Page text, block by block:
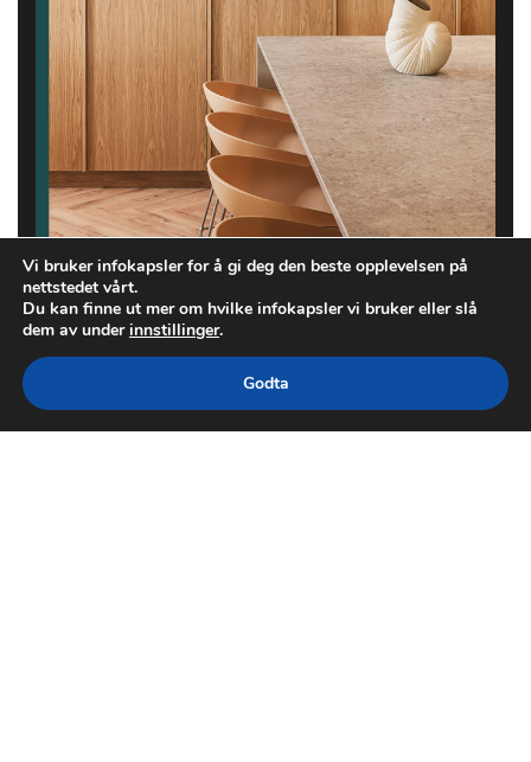
Vi bruker infokapsler for å gi deg den beste opplevelsen på
nettstedet vårt.
Du kan finne ut mer om hvilke infokapsler vi bruker eller slå
dem av underinnstillinger.
Godta